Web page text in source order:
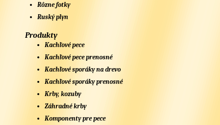
Rôzne fotky
Ruský plyn
Produkty
Kachľové pece
Kachľové pece prenosné
Kachľové sporáky na drevo
Kachľové sporáky prenosné
Krby, kozuby
Záhradné krby
Komponenty pre pece